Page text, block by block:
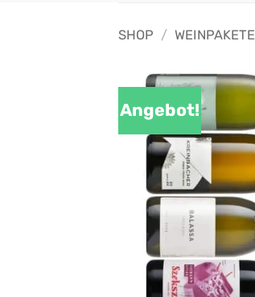
SHOP / WEINPAKETE
Angebot!